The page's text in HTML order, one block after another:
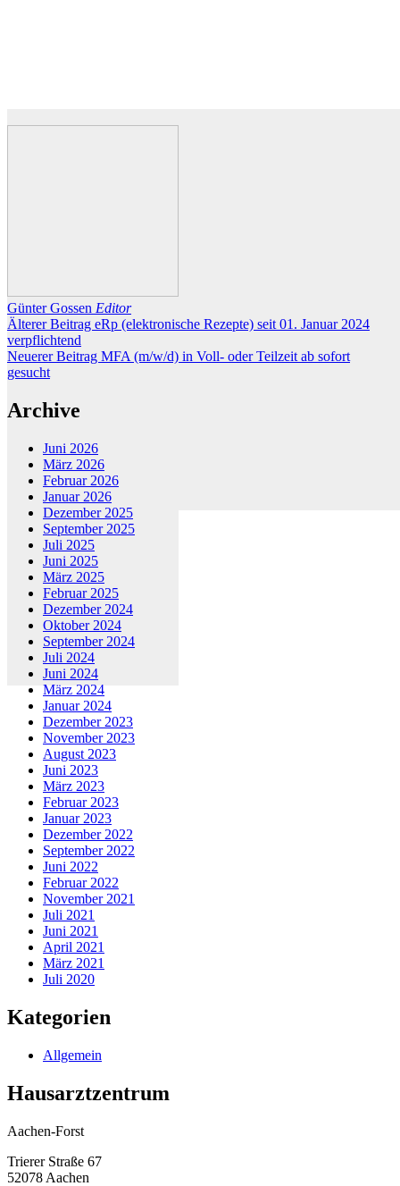
Günter Gossen Editor
Älterer Beitrag eRp (elektronische Rezepte) seit 01. Januar 2024
verpflichtend
Neuerer Beitrag MFA (m/w/d) in Voll- oder Teilzeit ab sofort
gesucht
Archive
Juni 2026
März 2026
Februar 2026
Januar 2026
Dezember 2025
September 2025
Juli 2025
Juni 2025
März 2025
Februar 2025
Dezember 2024
Oktober 2024
September 2024
Juli 2024
Juni 2024
März 2024
Januar 2024
Dezember 2023
November 2023
August 2023
Juni 2023
März 2023
Februar 2023
Januar 2023
Dezember 2022
September 2022
Juni 2022
Februar 2022
November 2021
Juli 2021
Juni 2021
April 2021
März 2021
Juli 2020
Kategorien
Allgemein
Hausarztzentrum
Aachen-Forst
Trierer Straße 67
52078 Aachen